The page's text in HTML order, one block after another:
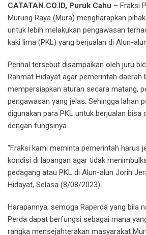
CATATAN.CO.ID, Puruk Cahu – Fraksi
Murung Raya (Mura) mengharapkan
untuk lebih melakukan pengawasan
kaki lima (PKL) yang berjualan di Alun-
Perihal tersebut disampaikan oleh juru
Rahmat Hidayat agar pemerintah daerah
mempersiapkan aturan secara matang,
pengawasan yang jelas. Sehingga lahan
digunakan para PKL untuk berjualan bisa
dengan fungsinya.
“Fraksi kami meminta pemerintah harus
kondisi di lapangan agar tidak
pedagang atau PKL di Alun-alun Jorih
Hidayat, Selasa (8/08/2023).
Harapannya, semoga Raperda yang bila
Perda dapat berfungsi sebagai mana
rangka mensejahterakan masyarakat